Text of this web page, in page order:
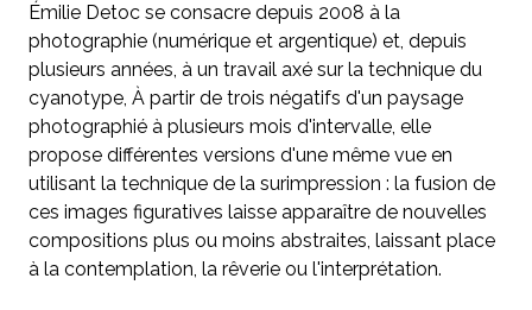
Émilie Detoc se consacre depuis 2008 à la
photographie (numérique et argentique) et, depuis
plusieurs années, à un travail axé sur la technique du
cyanotype, À partir de trois négatifs d'un paysage
photographié à plusieurs mois d'intervalle, elle
propose différentes versions d'une même vue en
utilisant la technique de la surimpression : la fusion de
ces images figuratives laisse apparaître de nouvelles
compositions plus ou moins abstraites, laissant place
à la contemplation, la rêverie ou l'interprétation.